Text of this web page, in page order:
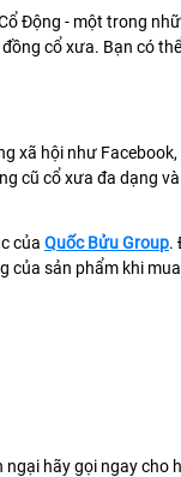
Động - một trong
cổ xưa. Bạn có
xã hội như
cũ cổ xưa đa dạng
của Quốc Bửu Group.
của sản phẩm khi
hãy gọi ngay cho